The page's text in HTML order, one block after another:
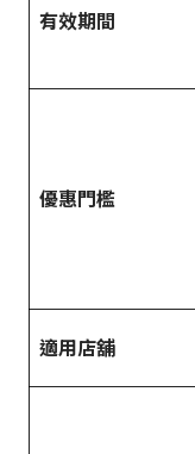
有效期間
優惠門檻
適用店舖